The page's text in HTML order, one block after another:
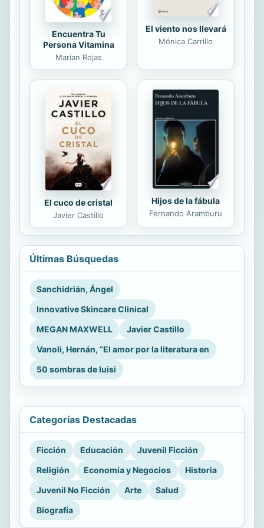
tiempo1, ...
Encuentra Tu
Persona Vitamina
Marian Rojas
El viento nos llevará
Mónica Carrillo
El cuco de cristal
Javier Castillo
Hijos de la fábula
Fernando Aramburu
Últimas Búsquedas
Sanchidrián, Ángel
Innovative Skincare Clinical
MEGAN MAXWELL
Javier Castillo
Vanoli, Hernán, “El amor por la literatura en
50 sombras de luisi
Categorías Destacadas
Ficción Educación
Juvenil Ficción
Religión
Economía y Negocios
Historia
Juvenil No Ficción
Arte
Salud
Biografía